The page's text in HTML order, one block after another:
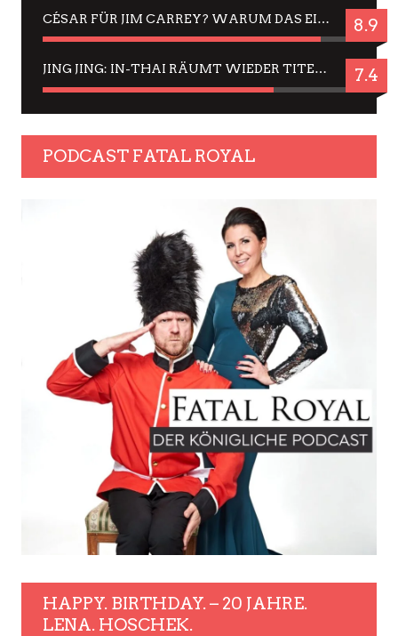
CÉSAR FÜR JIM CARREY? WARUM DAS EINER DER NERVIGSTEN ACTORS IST UND BLEIBT 8.9
JING JING: IN-THAI RÄUMT WIEDER TITEL AB – EIN ZWEI-STUNDEN-ERLEBNISBERICHT 7.4
PODCAST FATAL ROYAL
HAPPY. BIRTHDAY. – 20 JAHRE.
LENA. HOSCHEK.